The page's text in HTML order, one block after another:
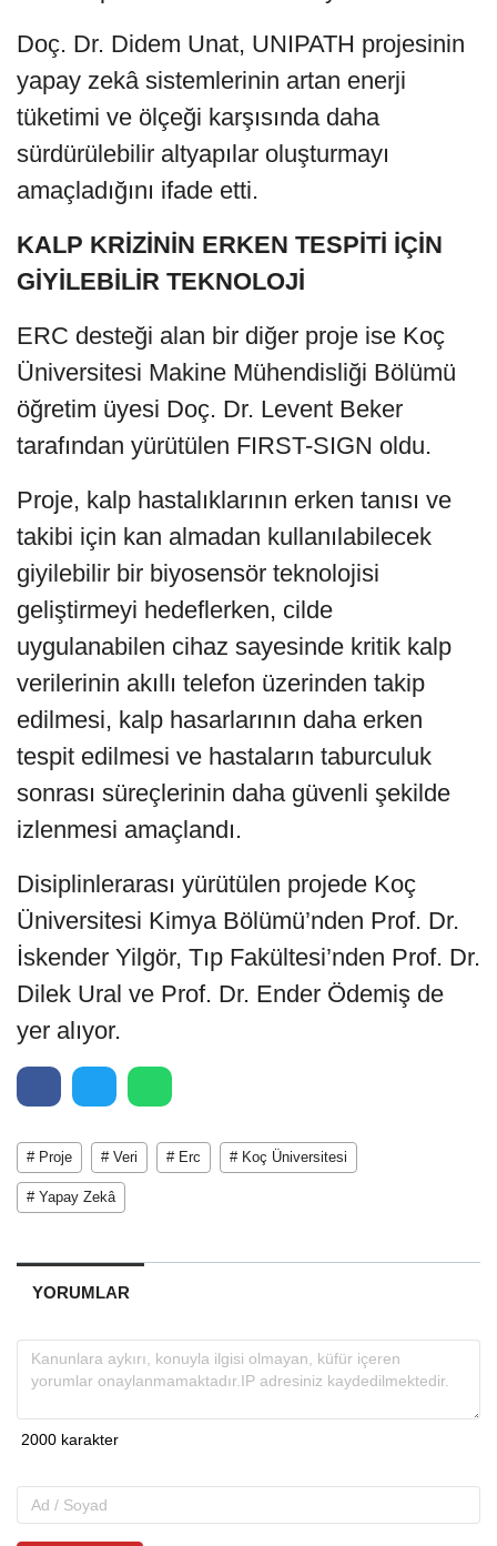
Doç. Dr. Didem Unat, UNIPATH projesinin
yapay zekâ sistemlerinin artan enerji
tüketimi ve ölçeği karşısında daha
sürdürülebilir altyapılar oluşturmayı
amaçladığını ifade etti.
KALP KRİZİNİN ERKEN TESPİTİ İÇİN
GİYİLEBİLİR TEKNOLOJİ
ERC desteği alan bir diğer proje ise Koç
Üniversitesi Makine Mühendisliği Bölümü
öğretim üyesi Doç. Dr. Levent Beker
tarafından yürütülen FIRST-SIGN oldu.
Proje, kalp hastalıklarının erken tanısı ve
takibi için kan almadan kullanılabilecek
giyilebilir bir biyosensör teknolojisi
geliştirmeyi hedeflerken, cilde
uygulanabilen cihaz sayesinde kritik kalp
verilerinin akıllı telefon üzerinden takip
edilmesi, kalp hasarlarının daha erken
tespit edilmesi ve hastaların taburculuk
sonrası süreçlerinin daha güvenli şekilde
izlenmesi amaçlandı.
Disiplinlerarası yürütülen projede Koç
Üniversitesi Kimya Bölümü’nden Prof. Dr.
İskender Yilgör, Tıp Fakültesi’nden Prof. Dr.
Dilek Ural ve Prof. Dr. Ender Ödemiş de
yer alıyor.
# Proje # Veri # Erc # Koç Üniversitesi
# Yapay Zekâ
YORUMLAR